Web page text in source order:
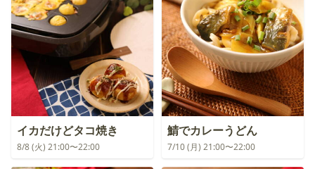
イカだけどタコ焼き
8/8 (火) 21:00〜22:00
鯖でカレーうどん
7/10 (月) 21:00〜22:00